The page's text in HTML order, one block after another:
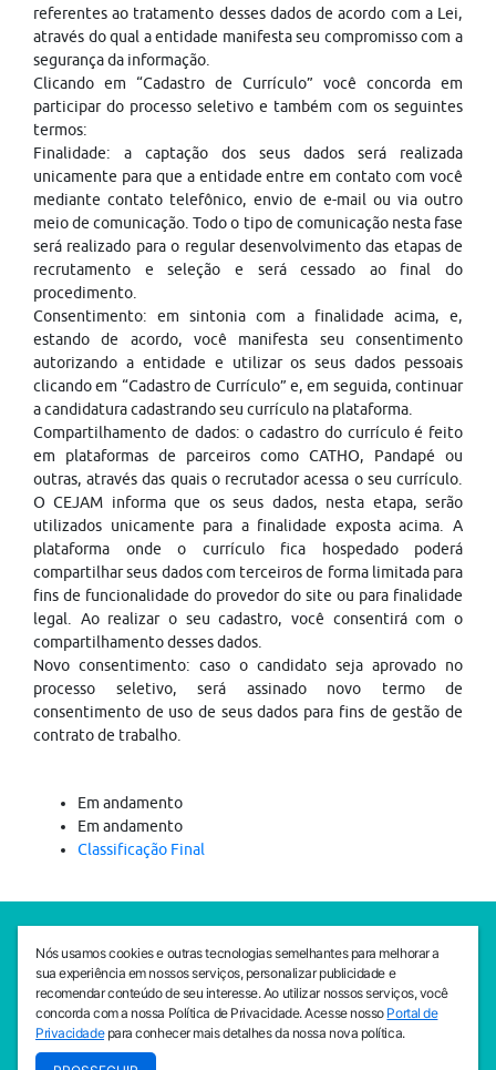
referentes ao tratamento desses dados de acordo com a Lei,
através do qual a entidade manifesta seu compromisso com a
segurança da informação.
Clicando em “Cadastro de Currículo” você concorda em
participar do processo seletivo e também com os seguintes
termos:
Finalidade: a captação dos seus dados será realizada
unicamente para que a entidade entre em contato com você
mediante contato telefônico, envio de e-mail ou via outro
meio de comunicação. Todo o tipo de comunicação nesta fase
será realizado para o regular desenvolvimento das etapas de
recrutamento e seleção e será cessado ao final do
procedimento.
Consentimento: em sintonia com a finalidade acima, e,
estando de acordo, você manifesta seu consentimento
autorizando a entidade e utilizar os seus dados pessoais
clicando em “Cadastro de Currículo” e, em seguida, continuar
a candidatura cadastrando seu currículo na plataforma.
Compartilhamento de dados: o cadastro do currículo é feito
em plataformas de parceiros como CATHO, Pandapé ou
outras, através das quais o recrutador acessa o seu currículo.
O CEJAM informa que os seus dados, nesta etapa, serão
utilizados unicamente para a finalidade exposta acima. A
plataforma onde o currículo fica hospedado poderá
compartilhar seus dados com terceiros de forma limitada para
fins de funcionalidade do provedor do site ou para finalidade
legal. Ao realizar o seu cadastro, você consentirá com o
compartilhamento desses dados.
Novo consentimento: caso o candidato seja aprovado no
processo seletivo, será assinado novo termo de
consentimento de uso de seus dados para fins de gestão de
contrato de trabalho.
Em andamento
Em andamento
Classificação Final
SEDE CEJAM
Av. da Liberdade, 765, Liberdade, São Paulo, 01503-001
(11) 3469 - 1818
INSTITUTO CEJAM
Av. da Liberdade, 765, Liberdade, São Paulo, 01503-001
Nós usamos cookies e outras tecnologias semelhantes para melhorar a
sua experiência em nossos serviços, personalizar publicidade e
recomendar conteúdo de seu interesse. Ao utilizar nossos serviços, você
concorda com a nossa Política de Privacidade. Acesse nosso Portal de
Privacidadepara conhecer mais detalhes da nossa nova política.